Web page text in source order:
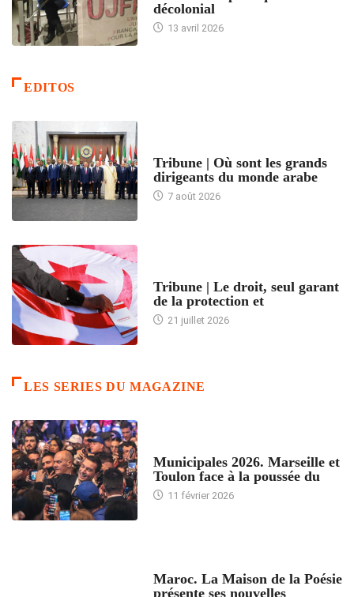
décolonial
13 avril 2026
EDITOS
Tribune | Où sont les grands
dirigeants du monde arabe
7 août 2026
Tribune | Le droit, seul garant
de la protection et
21 juillet 2026
LES SERIES DU MAGAZINE
Municipales 2026. Marseille et
Toulon face à la poussée du
11 février 2026
Maroc. La Maison de la Poésie
présente ses nouvelles